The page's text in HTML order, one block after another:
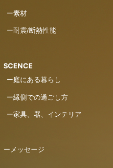
ー素材
ー耐震/断熱性能
SCENCE
ー庭にある暮らし
ー縁側での過ごし方
ー家具、器、インテリア
ーメッセージ